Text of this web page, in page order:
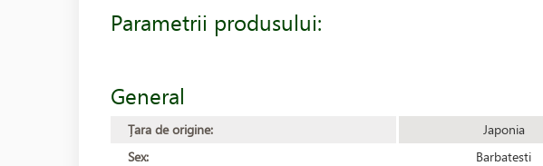
Parametrii produsului:
General
Țara de origine:
Japonia
Sex:
Barbatesti